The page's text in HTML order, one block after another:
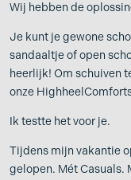
Wij hebben de
Je kunt je gewone
sandaaltje of open
heerlijk! Om schuiven
onze
Ik testte het voor je.
Tijdens mijn vakantie
gelopen. Mét Casuals.